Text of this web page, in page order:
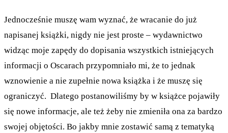
Jednocześnie muszę wam wyznać, że wracanie do już
napisanej książki, nigdy nie jest proste – wydawnictwo
widząc moje zapędy do dopisania wszystkich istniejących
informacji o Oscarach przypomniało mi, że to jednak
wznowienie a nie zupełnie nowa książka i że muszę się
ograniczyć. Dlatego postanowiliśmy by w książce pojawiły
się nowe informacje, ale też żeby nie zmieniła ona za bardzo
swojej objętości. Bo jakby mnie zostawić samą z tematyką